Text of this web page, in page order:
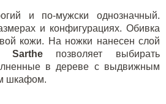
и по-мужски однозначный.
и конфигурациях. Обивка
кожи. На ножки нанесен слой
Sartheпозволяет выбирать
в дереве с выдвижным
шкафом.